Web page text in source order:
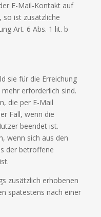
E-Mail-Kontakt auf
so ist zusätzliche
Art. 6 Abs. 1 lit. b
sie für die Erreichung
erforderlich sind.
die per E-Mail
Fall, wenn die
beendet ist.
wenn sich aus den
der betroffene
zusätzlich erhobenen
spätestens nach einer